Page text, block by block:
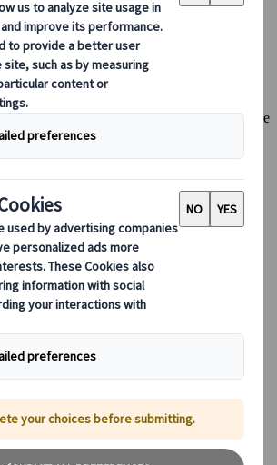
a medida
deportivo planificando un campamento de
en busca de diseños vanguardistas en
un agente de viajes que organiza viajes a
necesidades especiales, Japanspecialist tiene